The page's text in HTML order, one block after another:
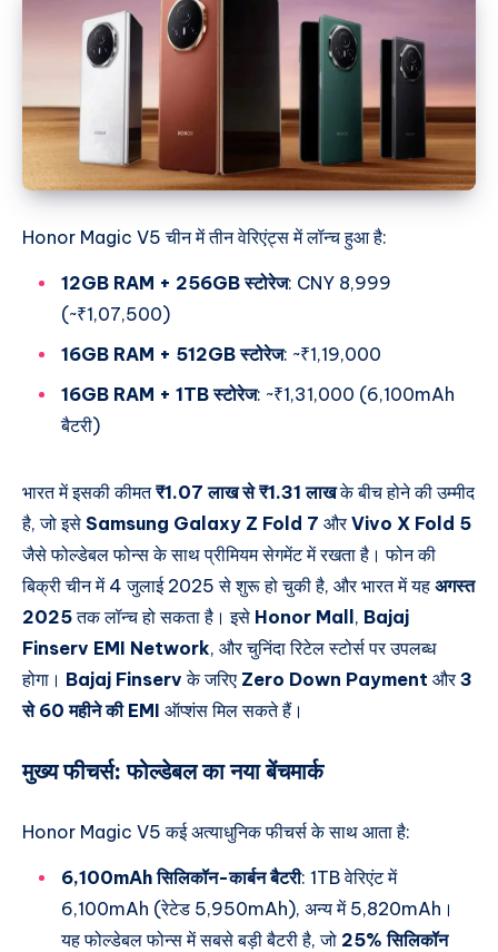
Honor Magic V5 चीन में तीन वेरिएंट्स में लॉन्च हुआ है:
12GB RAM + 256GB स्टोरेज: CNY 8,999
(~₹1,07,500)
16GB RAM + 512GB स्टोरेज: ~₹1,19,000
16GB RAM + 1TB स्टोरेज: ~₹1,31,000 (6,100mAh
बैटरी)
भारत में इसकी कीमत₹1.07 लाख से ₹1.31 लाखके बीच होने की उम्मीद
है, जो इसे Samsung Galaxy Z Fold 7 औरVivo X Fold 5
जैसे फोल्डेबल फोन्स के साथ प्रीमियम सेगमेंट में रखता है। फोन की
बिक्री चीन में 4 जुलाई 2025 से शुरू हो चुकी है, और भारत में यह अगस्त
2025तक लॉन्च हो सकता है। इसे Honor Mall, Bajaj
Finserv EMI Network, और चुनिंदा रिटेल स्टोर्स पर उपलब्ध
होगा। Bajaj Finserv के जरिए Zero Down Payment और3
से 60 महीने की EMI ऑप्शंस मिल सकते हैं।
मुख्य फीचर्स:फोल्डेबल का नया बेंचमार्क
Honor Magic V5 कई अत्याधुनिक फीचर्स के साथ आता है:
6,100mAh सिलिकॉन-कार्बन बैटरी: 1TB वेरिएंट में
6,100mAh (रेटेड 5,950mAh), अन्य में 5,820mAh।
यह फोल्डेबल फोन्स में सबसे बड़ी बैटरी है, जो 25% सिलिकॉन